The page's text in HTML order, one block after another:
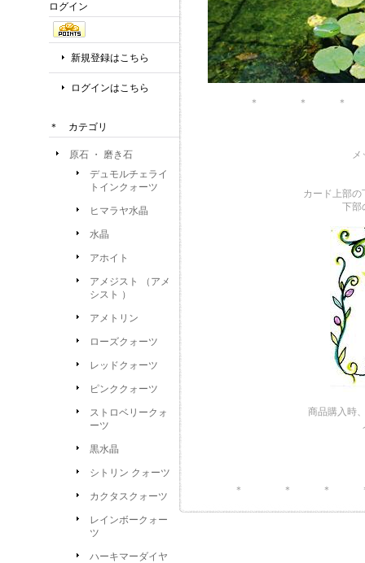
ログイン
新規登録はこちら
ログインはこちら
＊ カテゴリ
原石 ・ 磨き石
デュモルチェライ
トインクォーツ
ヒマラヤ水晶
水晶
アホイト
アメジスト （アメ
シスト ）
アメトリン
ローズクォーツ
レッドクォーツ
ピンククォーツ
ストロベリークォ
ーツ
黒水晶
シトリン クォーツ
カクタスクォーツ
レインボークォー
ツ
ハーキマーダイヤ
＊ ＊ ＊ ＊
カード上部
下部
商品購入時
＊ ＊ ＊